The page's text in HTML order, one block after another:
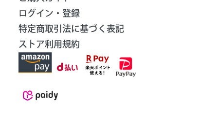
ログイン・登録
特定商取引法に基づく表記
ストア利用規約